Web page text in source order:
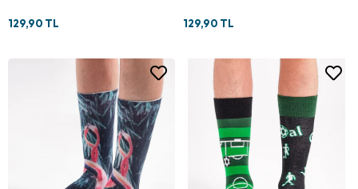
129,90 TL 129,90 TL